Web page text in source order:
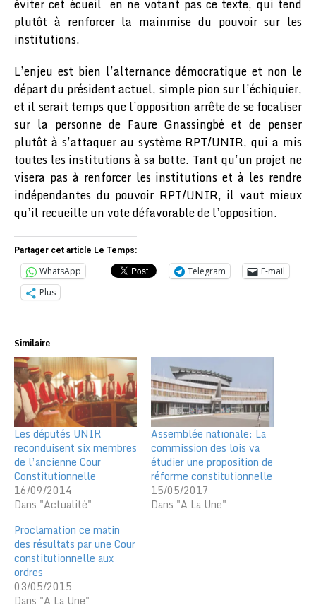
éviter cet écueil en ne votant pas ce texte, qui tend
plutôt à renforcer la mainmise du pouvoir sur les
institutions.
L’enjeu est bien l’alternance démocratique et non le
départ du président actuel, simple pion sur l’échiquier,
et il serait temps que l’opposition arrête de se focaliser
sur la personne de Faure Gnassingbé et de penser
plutôt à s’attaquer au système RPT/UNIR, qui a mis
toutes les institutions à sa botte. Tant qu’un projet ne
visera pas à renforcer les institutions et à les rendre
indépendantes du pouvoir RPT/UNIR, il vaut mieux
qu’il recueille un vote défavorable de l’opposition.
Partager cet article Le Temps:
WhatsApp Telegram
E-mail
Plus
Similaire
Les députés UNIR
reconduisent six membres
de l’ancienne Cour
Constitutionnelle
16/09/2014
Dans "Actualité"
Assemblée nationale: La
commission des lois va
étudier une proposition de
réforme constitutionnelle
15/05/2017
Dans "A La Une"
Proclamation ce matin
des résultats par une Cour
constitutionnelle aux
ordres
03/05/2015
Dans "A La Une"